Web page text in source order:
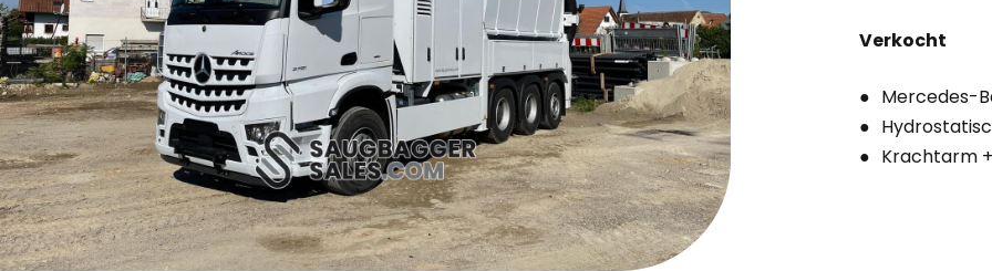
Verkocht
Mercedes-
Krachtarm +